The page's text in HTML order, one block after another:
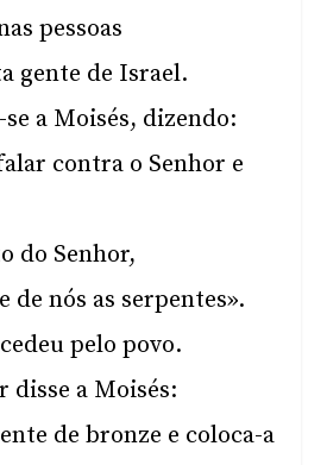
pessoas
gente de Israel.
a Moisés, dizendo:
contra o Senhor e
do Senhor,
de nós as serpentes».
pelo povo.
disse a Moisés:
de bronze e coloca-a